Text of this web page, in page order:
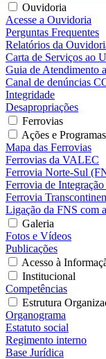
Ouvidoria
Acesse a Ouvidoria
Perguntas Frequentes
Relatórios da
Carta de Serviços ao
Guia de Atendimento
Canal de denúncias
Integridade
Desapropriações
Ferrovias
Ações e Programas
Mapa das Ferrovias
Ferrovias da VALEC
Ferrovia Norte-Sul
Ferrovia de
Ferrovia
Ligação da FNS com
Galeria
Fotos e Vídeos
Publicações
Acesso à
Institucional
Competências
Estrutura
Organograma
Estatuto social
Regimento interno
Base Jurídica